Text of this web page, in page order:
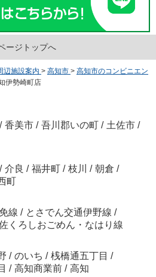
ージトップへ
辺施設案内 > 高知市 > 高知市のコンビニエン
伊勢崎町店
/ 香美市 / 吾川郡いの町 / 土佐市 /
/ 介良 / 福井町 / 枝川 / 朝倉 /
町
線 / とさでん交通伊野線 /
くろしおごめん・なはり線
/ のいち / 桟橋通五丁目 /
/ 高知商業前 / 高知